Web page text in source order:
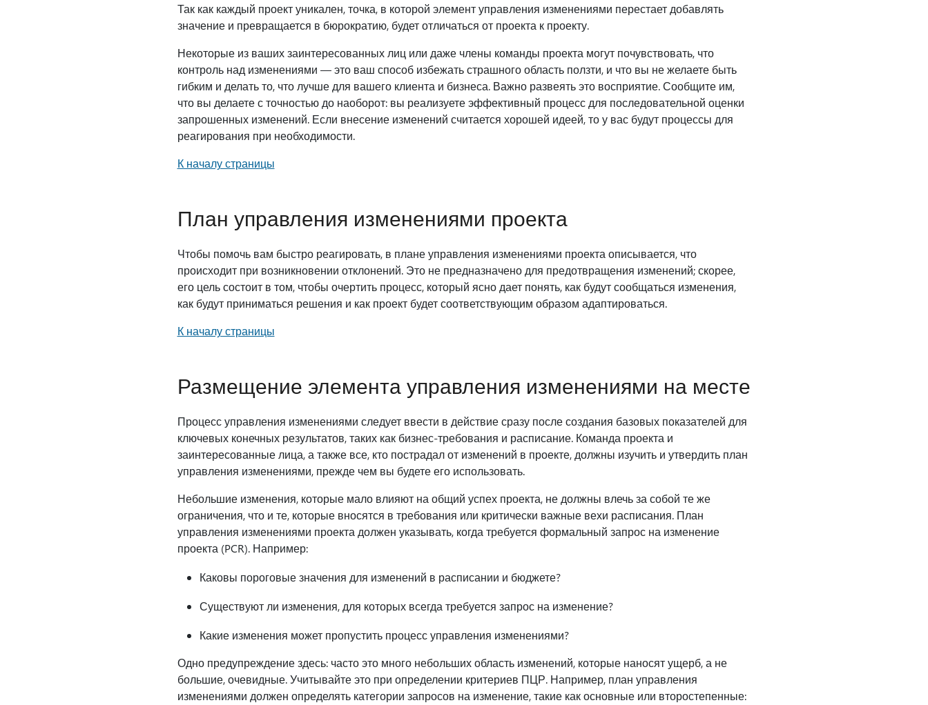
Так как каждый проект уникален, точка, в которой элемент управления изменениями перестает добавлять
значение и превращается в бюрократию, будет отличаться от проекта к проекту.
Некоторые из ваших заинтересованных лиц или даже члены команды проекта могут почувствовать, что
контроль над изменениями — это ваш способ избежать страшного область ползти, и что вы не желаете быть
гибким и делать то, что лучше для вашего клиента и бизнеса. Важно развеять это восприятие. Сообщите им,
что вы делаете с точностью до наоборот: вы реализуете эффективный процесс для последовательной оценки
запрошенных изменений. Если внесение изменений считается хорошей идеей, то у вас будут процессы для
реагирования при необходимости.
К началу страницы
План управления изменениями проекта
Чтобы помочь вам быстро реагировать, в плане управления изменениями проекта описывается, что
происходит при возникновении отклонений. Это не предназначено для предотвращения изменений; скорее,
его цель состоит в том, чтобы очертить процесс, который ясно дает понять, как будут сообщаться изменения,
как будут приниматься решения и как проект будет соответствующим образом адаптироваться.
К началу страницы
Размещение элемента управления изменениями на месте
Процесс управления изменениями следует ввести в действие сразу после создания базовых показателей для
ключевых конечных результатов, таких как бизнес-требования и расписание. Команда проекта и
заинтересованные лица, а также все, кто пострадал от изменений в проекте, должны изучить и утвердить план
управления изменениями, прежде чем вы будете его использовать.
Небольшие изменения, которые мало влияют на общий успех проекта, не должны влечь за собой те же
ограничения, что и те, которые вносятся в требования или критически важные вехи расписания. План
управления изменениями проекта должен указывать, когда требуется формальный запрос на изменение
проекта (PCR). Например:
Каковы пороговые значения для изменений в расписании и бюджете?
Существуют ли изменения, для которых всегда требуется запрос на изменение?
Какие изменения может пропустить процесс управления изменениями?
Одно предупреждение здесь: часто это много небольших область изменений, которые наносят ущерб, а не
большие, очевидные. Учитывайте это при определении критериев ПЦР. Например, план управления
изменениями должен определять категории запросов на изменение, такие как основные или второстепенные: